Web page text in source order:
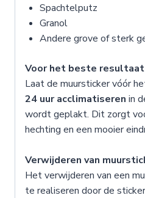
Spachtelputz
Granol
Andere grove of sterk
Voor het beste resultaat
Laat de muursticker vóór
24 uur acclimatiseren in
wordt geplakt. Dit zorgt
hechting en een mooier
Verwijderen van
Het verwijderen van een
te realiseren door de